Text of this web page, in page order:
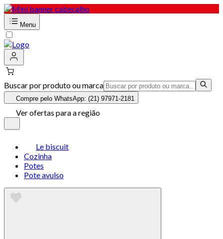
Menu
Buscar por produto ou marca
Compre pelo WhatsApp: (21) 97971-2181
Ver ofertas para a região
Le biscuit
Cozinha
Potes
Pote avulso